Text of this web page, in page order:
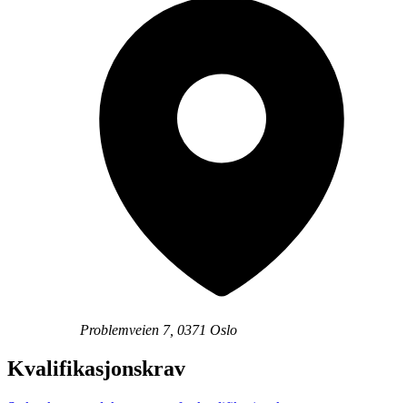
Problemveien 7, 0371 Oslo
Kvalifikasjonskrav